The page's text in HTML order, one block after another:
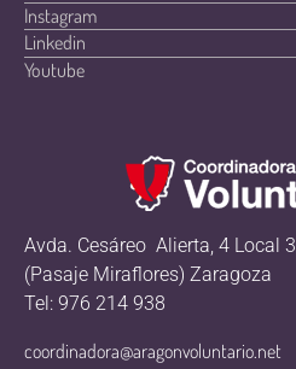
Instagram
Linkedin
Youtube
Avda. Cesáreo Alierta, 4 Local 3
(Pasaje Miraflores) Zaragoza
Tel: 976 214 938
coordinadora@aragonvoluntario.net